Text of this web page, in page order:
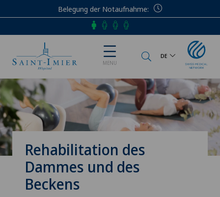
Belegung der Notaufnahme
Telefon
MENU
DE
Rehabilitation des
Dammes und des
Beckens